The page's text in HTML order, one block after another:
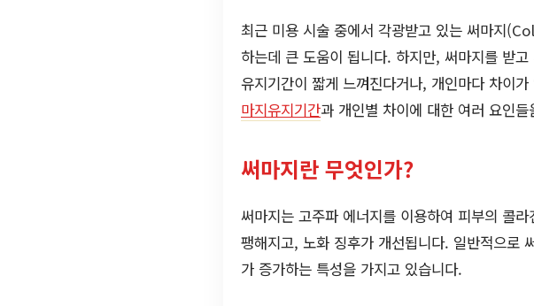
최근 미용 시술 중에서 각광받고 있는 써마지
하는데 큰 도움이 됩니다. 하지만, 써마지를 받
유지기간이 짧게 느껴진다거나, 개인마다 차이
마지유지기간과 개인별 차이에 대한 여러 요인
써마지란 무엇인가?
써마지는 고주파 에너지를 이용하여 피부의 콜
팽해지고, 노화 징후가 개선됩니다. 일반적으로
가 증가하는 특성을 가지고 있습니다.